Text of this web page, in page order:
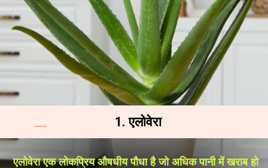
एलोवेरा एक लोकप्रिय औषधीय पौधा है जो अधिक पानी में खराब हो
1. एलोवेरा